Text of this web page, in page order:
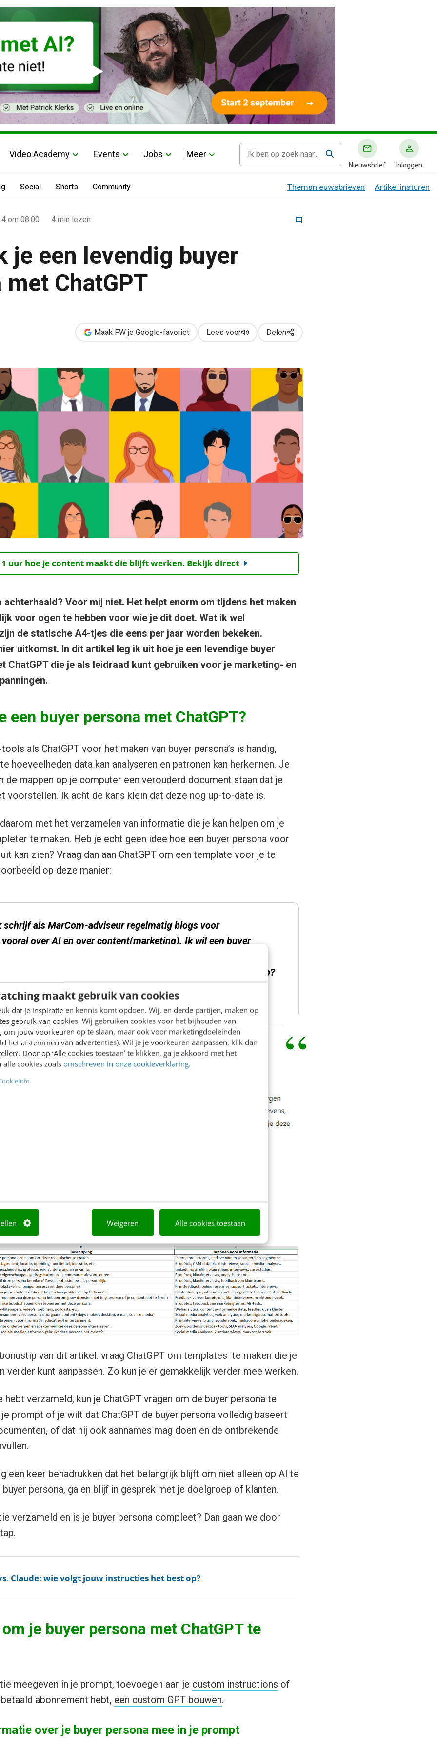
maakt gebruik van cookies
dat je inspiratie en kennis komt opdoen. Wij, en derde partijen, maken op
gebruik van cookies. Wij gebruiken cookies voor het bijhouden van
om jouw voorkeuren op te slaan, maar ook voor marketingdoeleinden
het afstemmen van advertenties). Wil je je voorkeuren aanpassen, klik dan
Door op ‘Alle cookies toestaan’ te klikken, ga je akkoord met het
alle cookies zoalsomschreven in onze cookieverklaring.
Weigeren Alle cookies toestaan
Video Academy Events Jobs Meer
Nieuwsbrief Inloggen
Social Shorts Community Themanieuwsbrieven Artikel insturen
om 08:00 4 min lezen
je een levendig buyer
ChatGPT
Maak FW je Google-favoriet Lees voor Delen
1 uur hoe je content maakt die blijft werken. Bekijk direct
achterhaald? Voor mij niet. Het helpt enorm om tijdens het maken
voor ogen te hebben voor wie je dit doet. Wat ik wel
de statische A4-tjes die eens per jaar worden bekeken.
uitkomst. In dit artikel leg ik uit hoe je een levendige buyer
ChatGPT die je als leidraad kunt gebruiken voor je marketing- en
een buyer persona met ChatGPT?
als ChatGPT voor het maken van buyer persona’s is handig,
hoeveelheden data kan analyseren en patronen kan herkennen. Je
de mappen op je computer een verouderd document staan dat je
voorstellen. Ik acht de kans klein dat deze nog up-to-date is.
met het verzamelen van informatie die je kan helpen om je
te maken. Heb je echt geen idee hoe een buyer persona voor
kan zien? Vraag dan aan ChatGPT om een template voor je te
op deze manier:
schrijf als MarCom-adviseur regelmatig blogs voor
over AI en over content(marketing). Ik wil een buyer
ik kan gebruiken als inspiratie om te zorgen dat mijn blogs
bij de lezers. Kun je aangeven wat voor informatie ik nodig heb?
van een template die ik kan downloaden. Geef per sectie
waar ik de informatie vandaan kan halen.
(klik op de afbeelding voor een groter exemplaar):
van dit artikel: vraag ChatGPT om templates te maken die je
verder kunt aanpassen. Zo kun je er gemakkelijk verder mee werken.
verzameld, kun je ChatGPT vragen om de buyer persona te
je prompt of je wilt dat ChatGPT de buyer persona volledig baseert
of dat hij ook aannames mag doen en de ontbrekende
een keer benadrukken dat het belangrijk blijft om niet alleen op AI te
persona, ga en blijf in gesprek met je doelgroep of klanten.
verzameld en is je buyer persona compleet? Dan gaan we door
Claude: wie volgt jouw instructies het best op?
je buyer persona met ChatGPT te
meegeven in je prompt, toevoegen aan je custom instructions of
abonnement hebt, een custom GPT bouwen.
over je buyer persona mee in je prompt